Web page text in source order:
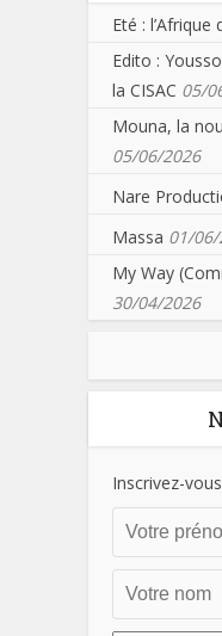
Eté :
Edito :
la CISAC 05/
Mouna, la
05/06/2026
Nare
Massa 01/
My Way
30/04/2026
Inscrivez-